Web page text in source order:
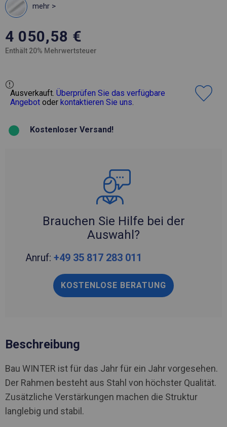
mehr >
4 050,58 €
Enthält 20% Mehrwertsteuer
Ausverkauft. Überprüfen Sie das verfügbare
Angebot oder kontaktieren Sie uns.
Kostenloser Versand!
Brauchen Sie Hilfe bei der
Auswahl?
Anruf: +49 35 817 283 011
KOSTENLOSE BERATUNG
Beschreibung
Bau WINTER ist für das Jahr für ein Jahr vorgesehen.
Der Rahmen besteht aus Stahl von höchster Qualität.
Zusätzliche Verstärkungen machen die Struktur
langlebig und stabil.